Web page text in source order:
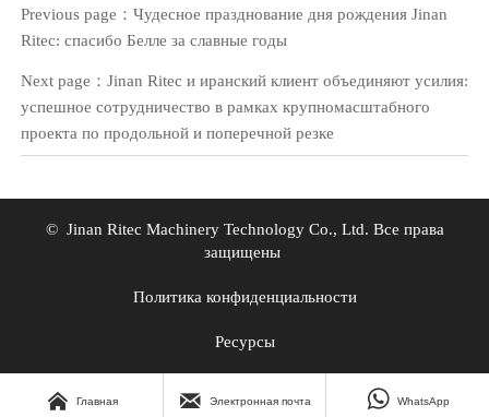
Previous page： Чудесное празднование дня рождения Jinan
Ritec: спасибо Белле за славные годы
Next page： Jinan Ritec и иранский клиент объединяют усилия:
успешное сотрудничество в рамках крупномасштабного
проекта по продольной и поперечной резке
© Jinan Ritec Machinery Technology Co., Ltd. Все права
защищены
Политика конфиденциальности
Ресурсы
 Главная  Электронная почта  WhatsApp